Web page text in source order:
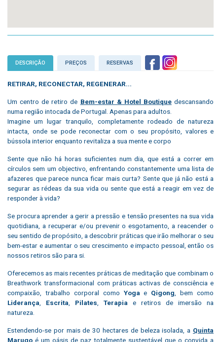
DESCRIÇÃO PREÇOS RESERVAS
RETIRAR, RECONECTAR, REGENERAR...
Um centro de retiro de Bem-estar & Hotel Boutiquedescansando
numa região intocada de Portugal. Apenas para adultos.
Imagine um lugar tranquilo, completamente rodeado de natureza
intacta, onde se pode reconectar com o seu propósito, valores e
bússola interior enquanto revitaliza a sua mente e corpo
Sente que não há horas suficientes num dia, que está a correr em
círculos sem um objectivo, enfrentando constantemente uma lista de
afazeres que parece nunca ficar mais curta? Sente que já não está a
segurar as rédeas da sua vida ou sente que está a reagir em vez de
responder à vida?
Se procura aprender a gerir a pressão e tensão presentes na sua vida
quotidiana, a recuperar e/ou prevenir o esgotamento, a reacender o
seu sentido de propósito, a descobrir práticas que irão melhorar o seu
bem-estar e aumentar o seu crescimento e impacto pessoal, então os
nossos retiros são para si.
Oferecemos as mais recentes práticas de meditação que combinam o
Breathwork transformacional com práticas activas de consciência e
compaixão, trabalho corporal como Yoga e Qigong , bem como
Liderança
Escrita Pilates Terapia e retiros de imersão na
natureza.
Estendendo-se por mais de 30 hectares de beleza isolada, a Quinta
Marugo é um oásis de paz totalmente sustentável que o convida a